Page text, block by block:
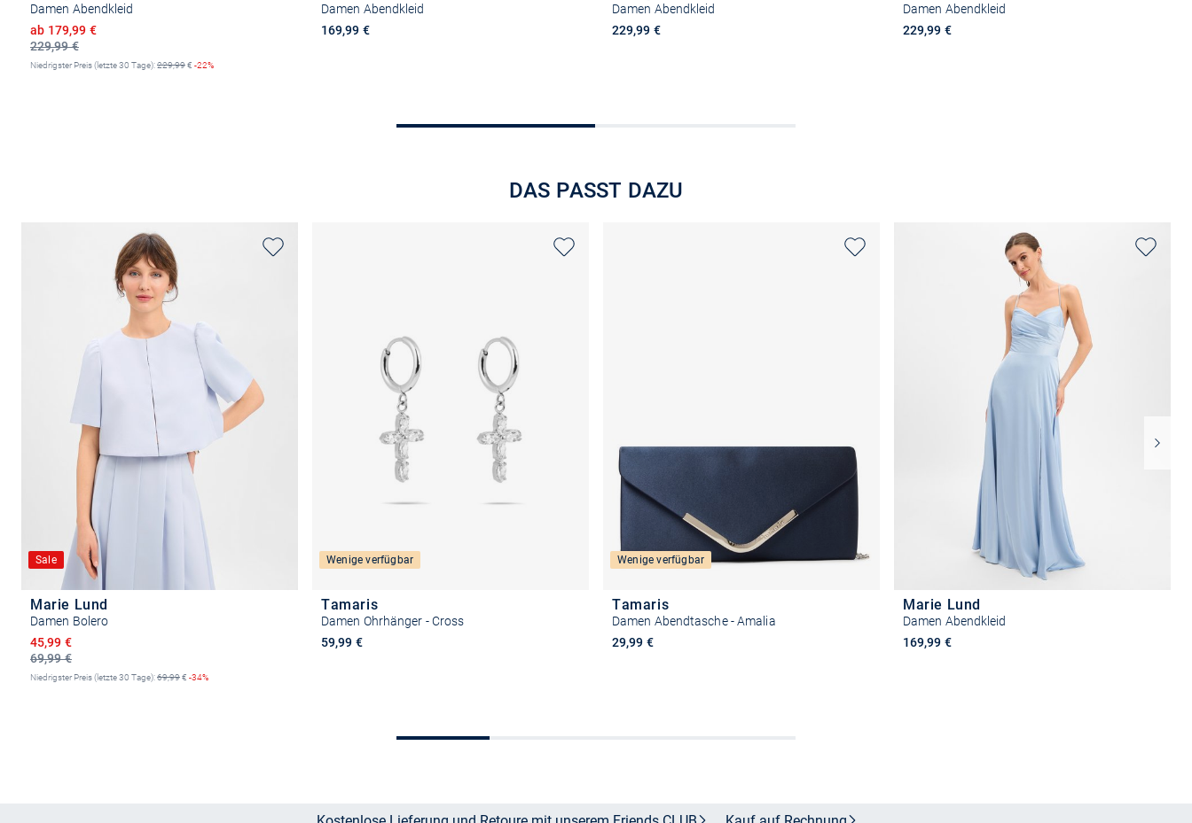
Damen Abendkleid
229,99 €
Ermäßigter Preis
ab 179,99 €
Niedrigster Preis (letzte 30 Tage):229,99€ -22%
Damen Abendkleid
169,99 €
Größe auswählen
Damen Abendkleid
229,99 €
Damen Abendkleid
229,99 €
DAS PASST DAZU
Sale
Marie Lund
Damen Bolero
69,99 €
Ermäßigter Preis
45,99 €
Niedrigster Preis (letzte 30 Tage):69,99€ -34%
Wenige verfügbar
Tamaris
Damen Ohrhänger - Cross
59,99 €
In den Warenkorb
Wenige verfügbar
Tamaris
Damen Abendtasche - Amalia
29,99 €
Marie Lund
Damen Abendkleid
169,99 €